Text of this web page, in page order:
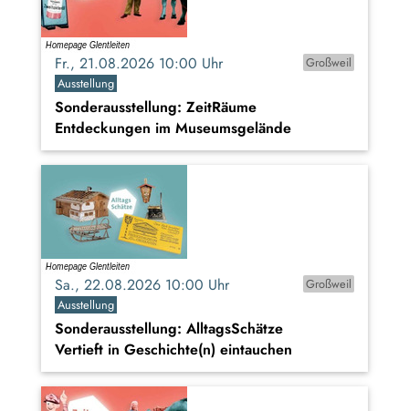
Fr., 21.08.2026 10:00 Uhr
Großweil
Ausstellung
Sonderausstellung: ZeitRäume
Entdeckungen im Museumsgelände
Sa., 22.08.2026 10:00 Uhr
Großweil
Ausstellung
Sonderausstellung: AlltagsSchätze
Vertieft in Geschichte(n) eintauchen